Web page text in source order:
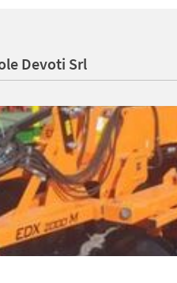
Devoti Srl